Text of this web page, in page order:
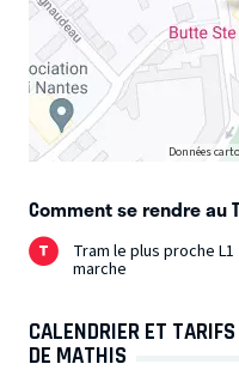
Données
Comment se rendre au
Tram le plus proche
marche
CALENDRIER ET
DE MATHIS